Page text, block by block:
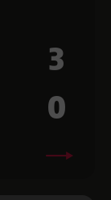
3
0